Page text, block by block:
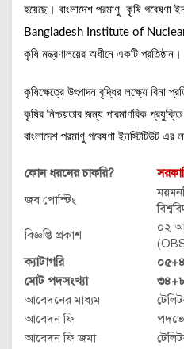
হয়েছে। বাংলাদেশ পরমাণু কৃষি গবেষণা
Bangladesh Institute of Nuclear
কৃষি মন্ত্রণালয়ের অধীনে একটি প্রতিষ্ঠান।
কৃষিক্ষেত্রে উৎপাদন বৃদ্ধির লক্ষ্যে বিনা
কৃষির নিশ্চয়তার জন্য পারমাণবিক
বাংলাদেশ পরমাণু গবেষণা ইনস্টিটিউট এর
কোন ধরনের চাকরি?
জব পোস্টিং
বিজ্ঞপ্তি প্রকাশ
০২
ক্যাটাগরি
০৫+৪
মোট পদসংখ্যা
আবেদনের মাধ্যম
আবেদন ফি
আবেদন ফি জমা